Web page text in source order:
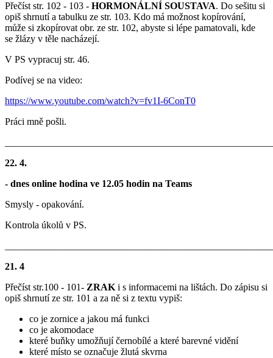
Přečíst str. 102 - 103 - HORMONÁLNÍ SOUSTAVA. Do sešitu si
opiš shrnutí a tabulku ze str. 103. Kdo má možnost kopírování,
může si zkopírovat obr. ze str. 102, abyste si lépe pamatovali, kde
se žlázy v těle nacházejí.
V PS vypracuj str. 46.
Podívej se na video:
https://www.youtube.com/watch?v=fv1I-6ConT0
Práci mně pošli.
22. 4.
- dnes online hodina ve 12.05 hodin na Teams
Smysly - opakování.
Kontrola úkolů v PS.
21. 4
Přečíst str.100 - 101- ZRAK i s informacemi na lištách. Do zápisu si
opiš shrnutí ze str. 101 a za ně si z textu vypiš:
co je zornice a jakou má funkci
co je akomodace
které buňky umožňují černobílé a které barevné vidění
které místo se označuje žlutá skvrna